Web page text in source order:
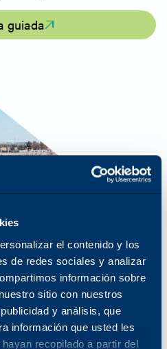
el contenido y los
de redes sociales y analizar
información sobre
sitio con nuestros
y análisis, que
información que usted les
recopilado a partir del
guiada